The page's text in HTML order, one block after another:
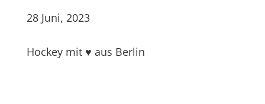
28 Juni, 2023
Hockey mit ♥ aus Berlin